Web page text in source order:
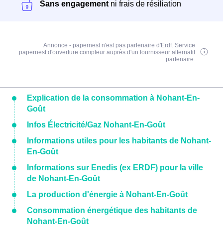
Sans engagement ni frais de résiliation
Annonce - papernest n'est pas partenaire d'Erdf. Service
papernest d'ouverture compteur auprès d'un fournisseur alternatif
partenaire.
Explication de la consommation à Nohant-En-
Goût
Infos Électricité/Gaz Nohant-En-Goût
Informations utiles pour les habitants de Nohant-
En-Goût
Informations sur Enedis (ex ERDF) pour la ville
de Nohant-En-Goût
La production d'énergie à Nohant-En-Goût
Consommation énergétique des habitants de
Nohant-En-Goût